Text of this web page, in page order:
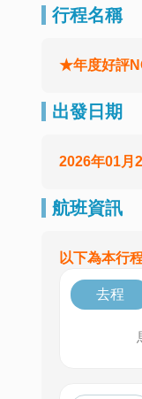
行程名稱
★年度好評
出發日期
2026年01月
航班資訊
以下為本行
去程